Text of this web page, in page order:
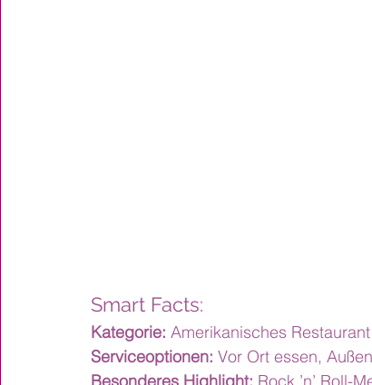
Smart Facts:
Kategorie: Amerikanisches Restaurant
Serviceoptionen: Vor Ort essen,